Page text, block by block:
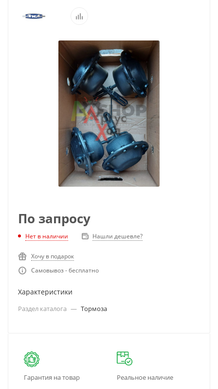
По запросу
Нет в наличии Нашли дешевле?
Хочу в подарок
Самовывоз - бесплатно
Характеристики
Раздел каталога — Тормоза
Гарантия на товар Реальное наличие